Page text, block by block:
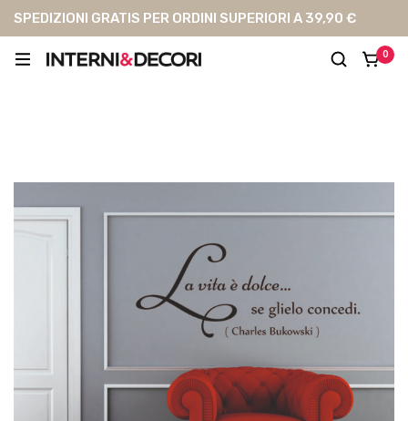
SPEDIZIONI GRATIS PER ORDINI SUPERIORI A 39,90 €
0